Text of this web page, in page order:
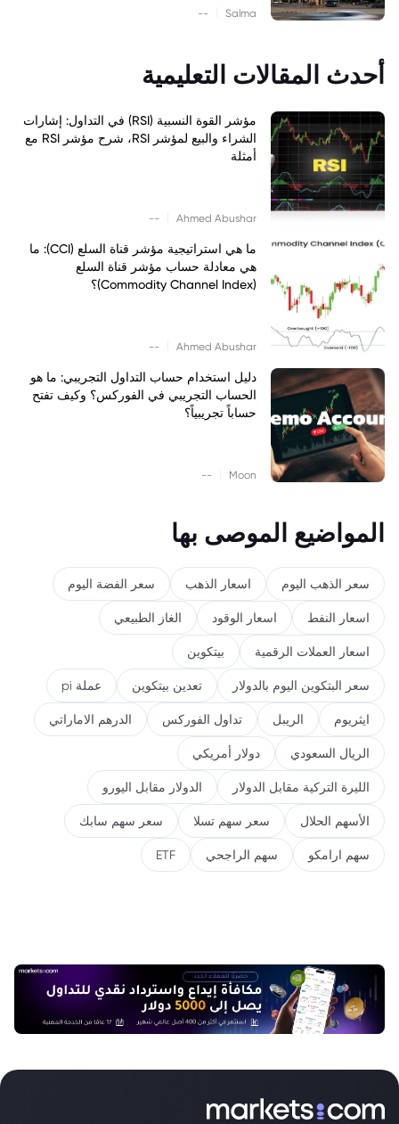
Salma
--
أحدث المقالات التعليمية
مؤشر القوة النسبية (RSI) في التداول: إشارات
الشراء والبيع لمؤشر RSI، شرح مؤشر RSI مع
أمثلة
Ahmed Abushar
--
ما هي استراتيجية مؤشر قناة السلع (CCI): ما
هي معادلة حساب مؤشر قناة السلع
(Commodity Channel Index)؟
Ahmed Abushar
--
دليل استخدام حساب التداول التجريبي: ما هو
الحساب التجريبي في الفوركس؟ وكيف تفتح
حساباً تجريبياً؟
Moon
--
المواضيع الموصى بها
سعر الذهب اليوم اسعار الذهب سعر الفضة اليوم
اسعار النفط اسعار الوقود الغاز الطبيعي
اسعار العملات الرقمية بيتكوين
سعر البتكوين اليوم بالدولار تعدين بيتكوين عملة pi
ايثريوم الريبل تداول الفوركس الدرهم الاماراتي
الريال السعودي دولار أمريكي
الليرة التركية مقابل الدولار الدولار مقابل اليورو
الأسهم الحلال سعر سهم تسلا سعر سهم سابك
سهم ارامكو سهم الراجحي ETF